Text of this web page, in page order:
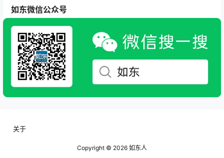
如东微信公众号
关于
Copyright © 2026 如东人